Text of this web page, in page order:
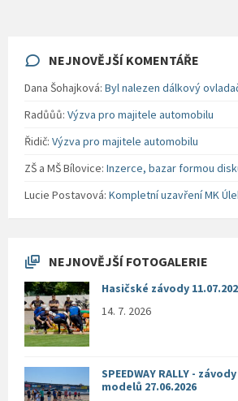
NEJNOVĚJŠÍ KOMENTÁŘE
Dana Šohajková: Byl nalezen dálkový
Radůůů: Výzva pro majitele automobilu
Řidič: Výzva pro majitele automobilu
ZŠ a MŠ Bílovice: Inzerce, bazar formou
Lucie Postavová: Kompletní uzavření MK
NEJNOVĚJŠÍ FOTOGALERIE
Hasičské závody
14. 7. 2026
SPEEDWAY RALLY -
modelů 27.06.2026